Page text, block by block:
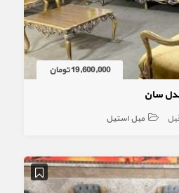
19,600,000 تومان
سان
مبل استیل